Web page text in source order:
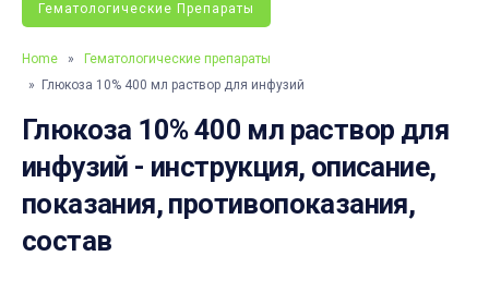
Гематологические Препараты
Home »
Гематологические препараты
» Глюкоза 10% 400 мл раствор для инфузий
Глюкоза 10% 400 мл раствор для
инфузий - инструкция, описание,
показания, противопоказания,
состав